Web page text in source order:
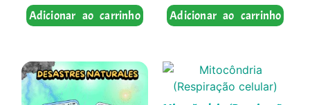
Adicionar ao carrinho Adicionar ao carrinho